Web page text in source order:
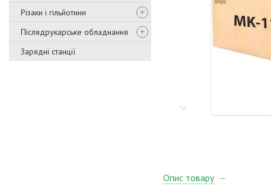
Різаки і гільйотини
Післядрукарське обладнання
Зарядні станції
Опис товару